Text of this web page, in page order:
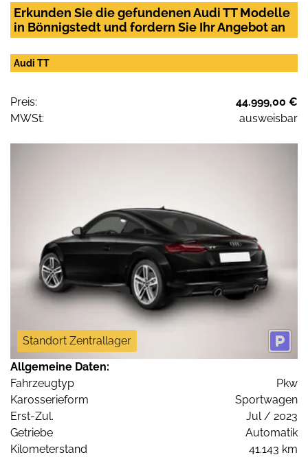
Erkunden Sie die gefundenen Audi TT Modelle
in Bönnigstedt und fordern Sie Ihr Angebot an
Audi TT
Preis:
44.999,00 €
MWSt:
ausweisbar
Standort Zentrallager
Allgemeine Daten:
Fahrzeugtyp
Pkw
Karosserieform
Sportwagen
Erst-Zul.
Jul / 2023
Getriebe
Automatik
Kilometerstand
41.143 km